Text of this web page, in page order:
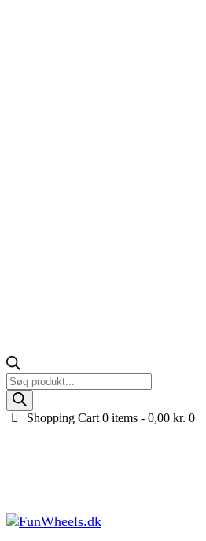
Products
search
Shopping Cart 0 items -0,00kr. 0